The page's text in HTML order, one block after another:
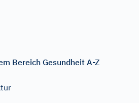
Bereich Gesundheit A-Z